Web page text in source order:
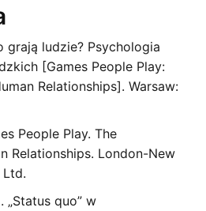
grają ludzie? Psychologia
[Games People Play:
Relationships]. Warsaw:
People Play. The
Relationships. London-New
Ltd.
„Status quo” w